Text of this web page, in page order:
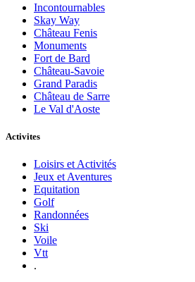
Incontournables
Skay Way
Château Fenis
Monuments
Fort de Bard
Château-Savoie
Grand Paradis
Château de Sarre
Le Val d'Aoste
Activites
Loisirs et Activités
Jeux et Aventures
Equitation
Golf
Randonnées
Ski
Voile
Vtt
.